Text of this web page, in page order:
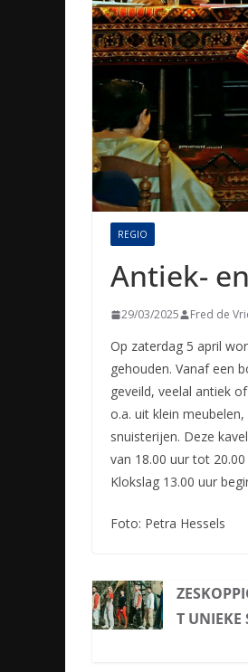
REGIO
Antiek-
29/03/2025 Fred de
Op zaterdag 5 april
gehouden. Vanaf een
geveild, veelal antiek
o.a. uit klein
snuisterijen. Deze
van 18.00 uur tot
Klokslag 13.00 uur
Foto: Petra Hessels
T UNIEKE